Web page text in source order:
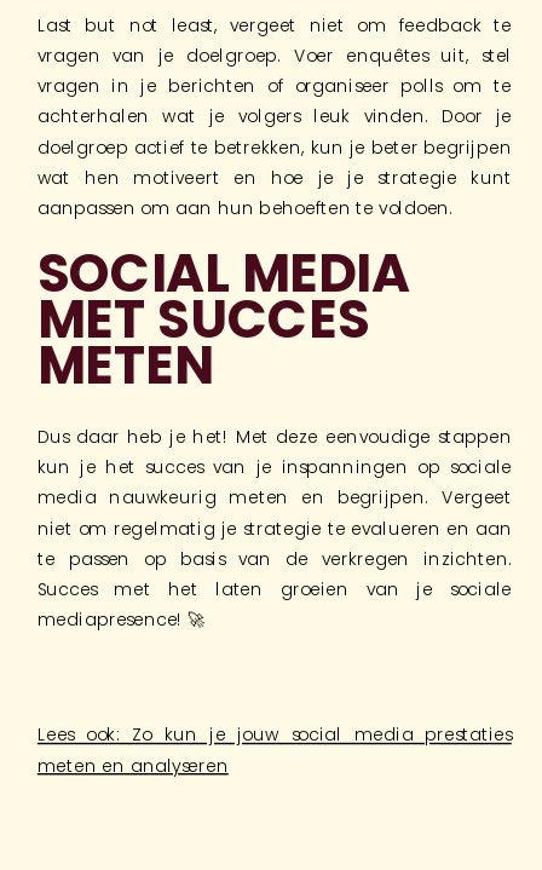
Last but not least, vergeet niet om feedback te
vragen van je doelgroep. Voer enquêtes uit, stel
vragen in je berichten of organiseer polls om te
achterhalen wat je volgers leuk vinden. Door je
doelgroep actief te betrekken, kun je beter begrijpen
wat hen motiveert en hoe je je strategie kunt
aanpassen om aan hun behoeften te voldoen.
SOCIAL MEDIA
MET SUCCES
METEN
Dus daar heb je het! Met deze eenvoudige stappen
kun je het succes van je inspanningen op sociale
media nauwkeurig meten en begrijpen. Vergeet
niet om regelmatig je strategie te evalueren en aan
te passen op basis van de verkregen inzichten.
Succes met het laten groeien van je sociale
mediapresence! 🚀
Lees ook: Zo kun je jouw social media prestaties
meten en analyseren